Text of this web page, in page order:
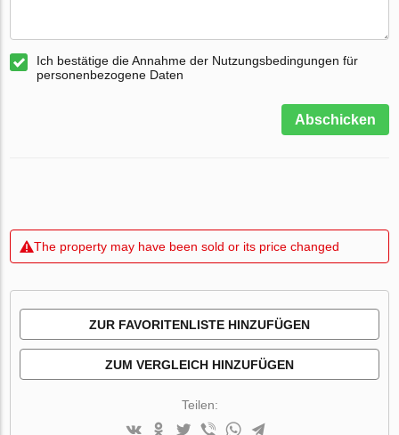
Ich bestätige die Annahme der Nutzungsbedingungen für
personenbezogene Daten
Abschicken
The property may have been sold or its price changed
ZUR FAVORITENLISTE HINZUFÜGEN
ZUM VERGLEICH HINZUFÜGEN
Teilen: